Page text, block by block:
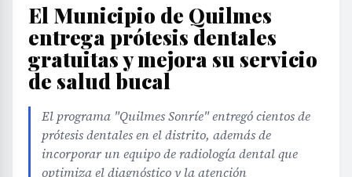
El Municipio de Quilmes
entrega prótesis dentales
gratuitas y mejora su servicio
de salud bucal
El programa "Quilmes Sonríe" entregó cientos de
prótesis dentales en el distrito, además de
incorporar un equipo de radiología dental que
optimiza el diagnóstico y la atención